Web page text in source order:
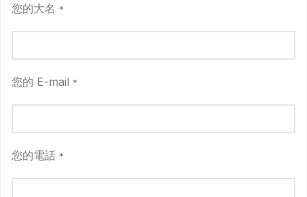
您的大名 *
您的 E-mail *
您的電話 *